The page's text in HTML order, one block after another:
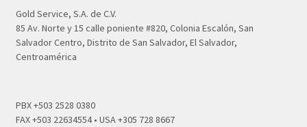
Gold Service, S.A. de C.V.
85 Av. Norte y 15 calle poniente #820, Colonia Escalón, San
Salvador Centro, Distrito de San Salvador, El Salvador,
Centroamérica
PBX +503 2528 0380
FAX +503 22634554 • USA +305 728 8667